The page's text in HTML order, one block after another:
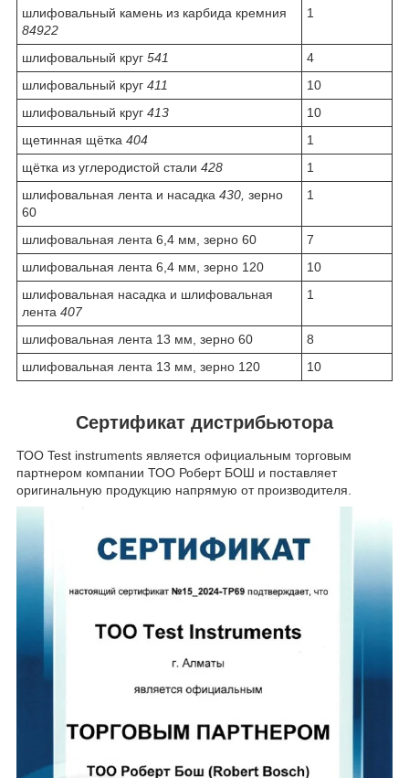
шлифовальный камень из карбида кремния
84922
1
шлифовальный круг 541
4
шлифовальный круг 411
10
шлифовальный круг 413
10
щетинная щётка 404
1
щётка из углеродистой стали 428
1
шлифовальная лента и насадка 430, зерно
60
1
шлифовальная лента 6,4 мм, зерно 60
7
шлифовальная лента 6,4 мм, зерно 120
10
шлифовальная насадка и шлифовальная
лента 407
1
шлифовальная лента 13 мм, зерно 60
8
шлифовальная лента 13 мм, зерно 120
10
Сертификат дистрибьютора
ТОО Test instruments является официальным торговым
партнером компании ТОО Роберт БОШ и поставляет
оригинальную продукцию напрямую от производителя.